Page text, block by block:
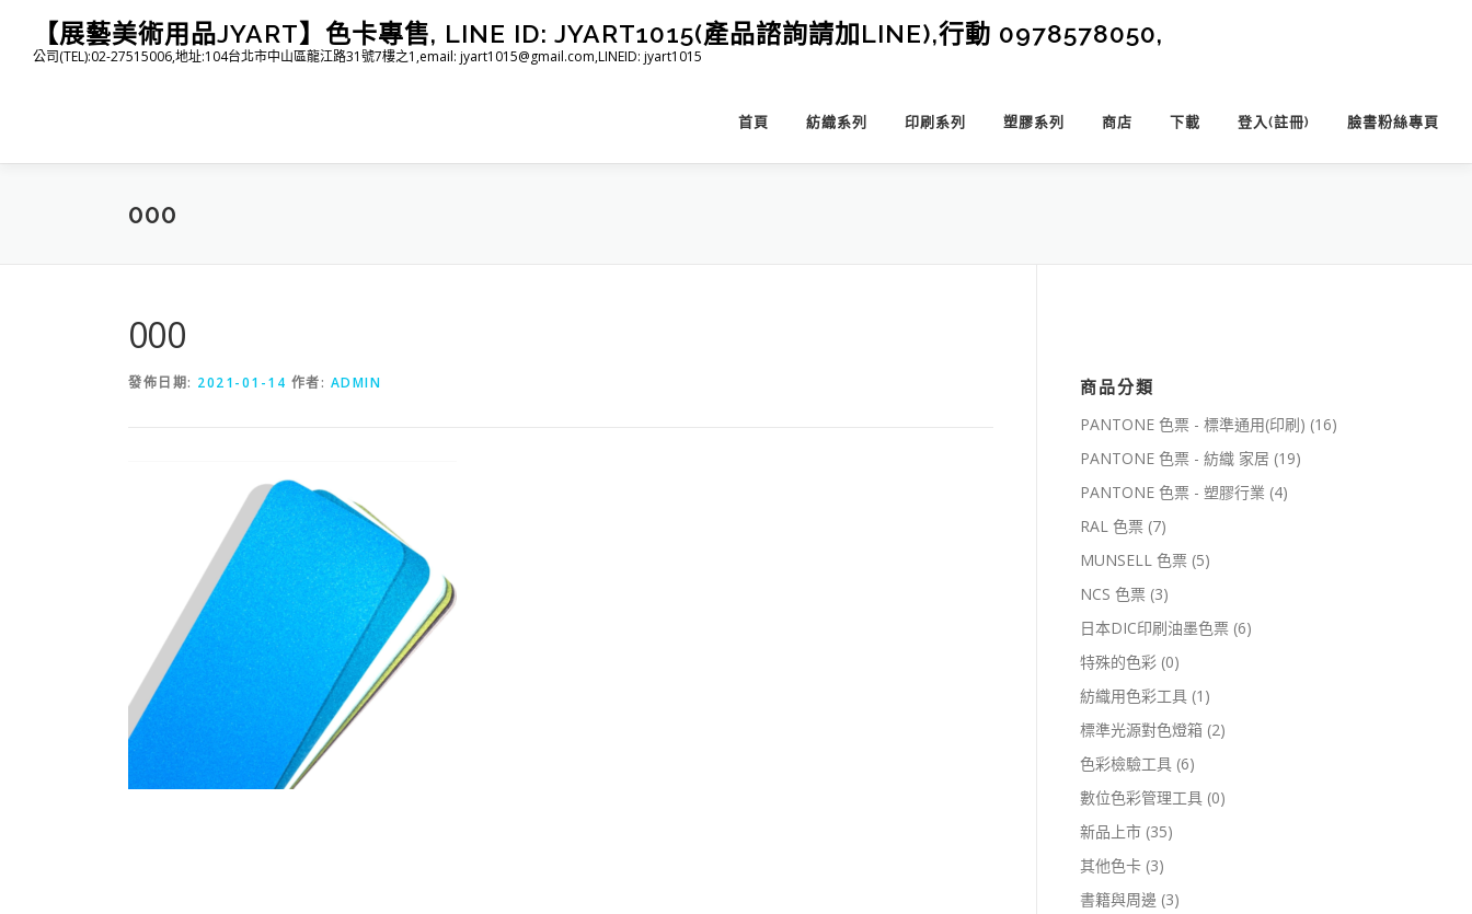
【展藝美術用品JYART】色卡專售, LINE ID: JYART1015(產品諮詢請加LINE),行動 0978578050,
公司(TEL):02-27515006,地址:104台北市中山區龍江路31號7樓之1,email: jyart1015@gmail.com,LINEID: jyart1015
首頁 紡織系列 印刷系列 塑膠系列 商店 下載 登入(註冊) 臉書粉絲專頁
000
000
發佈日期: 2021-01-14 作者: ADMIN 商品分類
PANTONE 色票 - 標準通用(印刷) (16)
PANTONE 色票 - 紡織 家居 (19)
PANTONE 色票 - 塑膠行業 (4)
RAL 色票 (7)
MUNSELL 色票 (5)
NCS 色票 (3)
日本DIC印刷油墨色票 (6)
特殊的色彩 (0)
紡織用色彩工具 (1)
標準光源對色燈箱 (2)
色彩檢驗工具 (6)
數位色彩管理工具 (0)
新品上市 (35)
其他色卡 (3)
書籍與周邊 (3)